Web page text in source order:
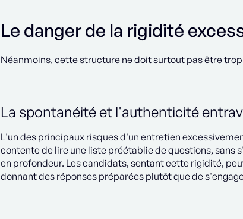
Le danger de la rigidité
Néanmoins, cette structure ne doit surtout pas être
La spontanéité et l'authenticité
L'un des principaux risques d'un entretien
contente de lire une liste préétablie de questions, sans
en profondeur. Les candidats, sentant cette rigidité,
donnant des réponses préparées plutôt que de